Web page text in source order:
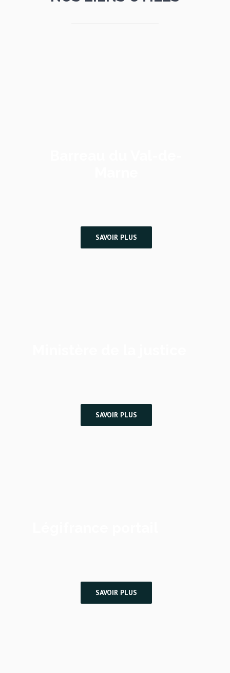
SAVOIR PLUS
SAVOIR PLUS
SAVOIR PLUS